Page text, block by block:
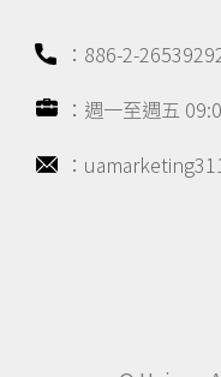
：886-2-
：週一至週五
：